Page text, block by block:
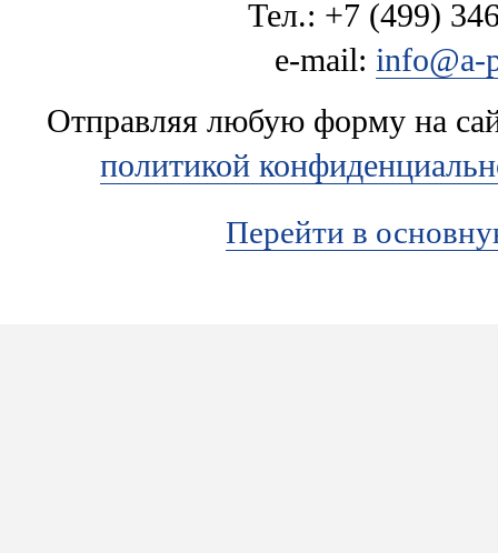
Тел.: +7 (499)
e-mail: info@a-
Отправляя любую форму на
политикой
Перейти в